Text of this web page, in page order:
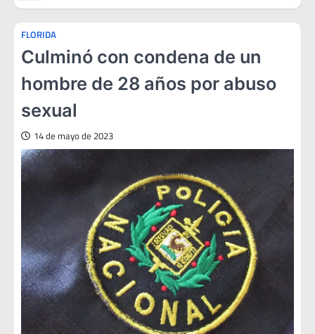
FLORIDA
Culminó con condena de un
hombre de 28 años por abuso
sexual
14 de mayo de 2023